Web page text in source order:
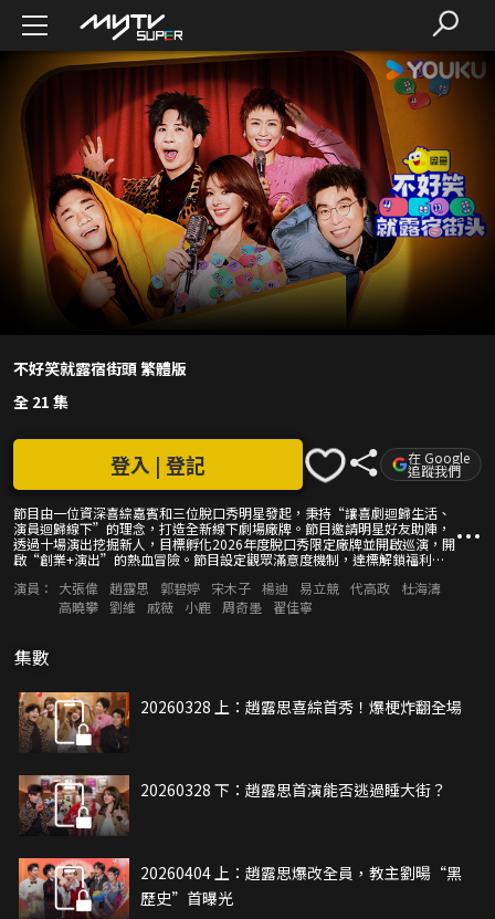
不好笑就露宿街頭 繁體版
全 21 集
節目由一位資深喜綜嘉賓和三位脫口秀明星發起，秉持“讓喜劇迴歸生活、
演員迴歸線下”的理念，打造全新線下劇場廠牌。節目邀請明星好友助陣，
透過十場演出挖掘新人，目標孵化2026年度脫口秀限定廠牌並開啟巡演，開
啟“創業+演出”的熱血冒險。節目設定觀眾滿意度機制，達標解鎖福利，
事，展現喜劇行業生態，探討演員商業與藝術價值，傳遞奮鬥、溫暖與樂觀
向上的正向價值觀。
登入 | 登記 在 Google
追蹤我們
演員： 大張偉 趙露思 郭碧婷 宋木子 楊迪 易立競 代高政
杜海濤
高曉攀 劉維 戚薇 小鹿 周奇墨 翟佳寧
集數
20260328 上：趙露思喜綜首秀！爆梗炸翻全場
20260328 下：趙露思首演能否逃過睡大街？
20260404 上：趙露思爆改全員，教主劉暘“黑
歷史”首曝光